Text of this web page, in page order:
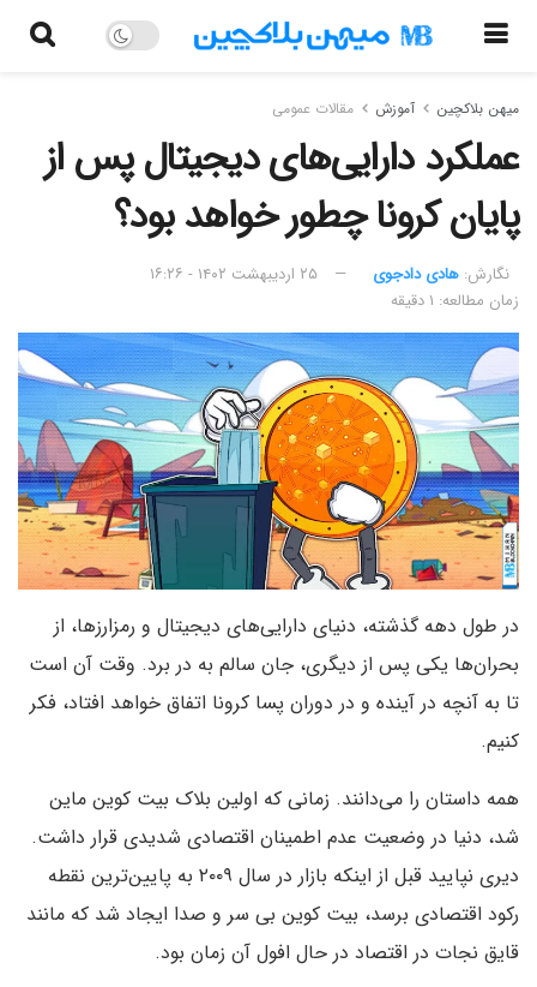
میهن بلاکچین آموزش مقالات عمومی
عملکرد دارایی‌های دیجیتال پس از
پایان کرونا چطور خواهد بود؟
نگارش:‌ هادی دادجوی
۲۵ اردیبهشت ۱۴۰۲ - ۱۶:۲۶
زمان مطالعه: ۱ دقیقه
در طول دهه گذشته، دنیای دارایی‌های دیجیتال و رمزارزها، از
بحران‌ها یکی پس از دیگری، جان سالم به در برد. وقت آن است
تا به آنچه در آینده و در دوران پسا کرونا اتفاق خواهد افتاد، فکر
کنیم.
همه داستان را می‌دانند. زمانی که اولین بلاک بیت کوین ماین
شد،‌ دنیا در وضعیت عدم اطمینان اقتصادی شدیدی قرار داشت.
دیری نپایید قبل از اینکه بازار در سال ۲۰۰۹ به پایین‌ترین نقطه
رکود اقتصادی برسد، بیت کوین بی سر و صدا ایجاد شد که مانند
قایق نجات در اقتصاد در حال افول آن زمان بود.